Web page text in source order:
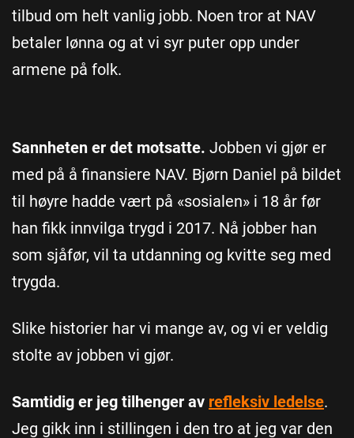
tilbud om helt vanlig jobb. Noen tror at NAV
betaler lønna og at vi syr puter opp under
armene på folk.
Sannheten er det motsatte. Jobben vi gjør er
med på å finansiere NAV. Bjørn Daniel på bildet
til høyre hadde vært på «sosialen» i 18 år før
han fikk innvilga trygd i 2017. Nå jobber han
som sjåfør, vil ta utdanning og kvitte seg med
trygda.
Slike historier har vi mange av, og vi er veldig
stolte av jobben vi gjør.
Samtidig er jeg tilhenger av refleksiv ledelse.
Jeg gikk inn i stillingen i den tro at jeg var den